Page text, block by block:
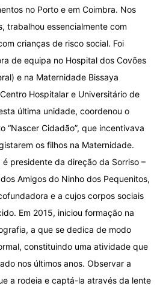
no Porto e em Coimbra. Nos
trabalhou essencialmente com
crianças de risco social. Foi
de equipa no Hospital dos Covões
e na Maternidade Bissaya
Hospitalar e Universitário de
última unidade, coordenou o
“Nascer Cidadão”, que incentivava
os filhos na Maternidade.
é presidente da direção da Sorriso –
Amigos do Ninho dos Pequenitos,
e a cujos corpos sociais
Em 2015, iniciou formação na
a que se dedica de modo
constituindo uma atividade que
nos últimos anos. Observar a
a rodeia e captá-la através da lente